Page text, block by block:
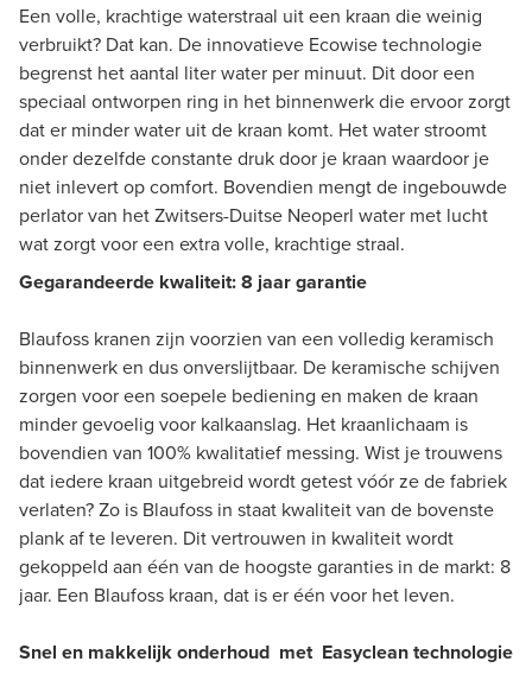
Een volle, krachtige waterstraal uit een kraan die weinig
verbruikt? Dat kan. De innovatieve Ecowise technologie
begrenst het aantal liter water per minuut. Dit door een
speciaal ontworpen ring in het binnenwerk die ervoor zorgt
dat er minder water uit de kraan komt. Het water stroomt
onder dezelfde constante druk door je kraan waardoor je
niet inlevert op comfort. Bovendien mengt de ingebouwde
perlator van het Zwitsers-Duitse Neoperl water met lucht
wat zorgt voor een extra volle, krachtige straal.
Gegarandeerde kwaliteit: 8 jaar garantie
Blaufoss kranen zijn voorzien van een volledig keramisch
binnenwerk en dus onverslijtbaar. De keramische schijven
zorgen voor een soepele bediening en maken de kraan
minder gevoelig voor kalkaanslag. Het kraanlichaam is
bovendien van 100% kwalitatief messing. Wist je trouwens
dat iedere kraan uitgebreid wordt getest vóór ze de fabriek
verlaten? Zo is Blaufoss in staat kwaliteit van de bovenste
plank af te leveren. Dit vertrouwen in kwaliteit wordt
gekoppeld aan één van de hoogste garanties in de markt: 8
jaar. Een Blaufoss kraan, dat is er één voor het leven.
Snel en makkelijk onderhoud met Easyclean technologie